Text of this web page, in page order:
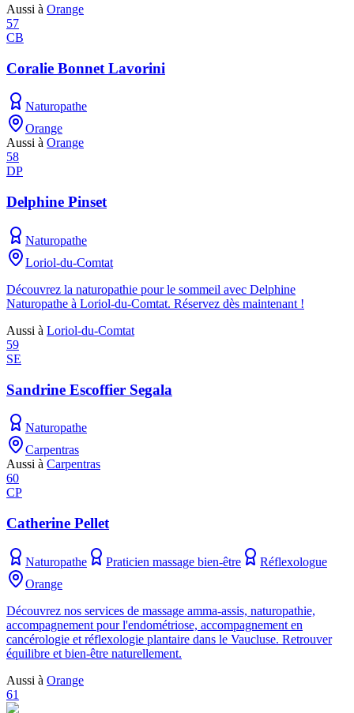
Aussi à Orange
57
CB
Coralie Bonnet Lavorini
Naturopathe
Orange
Aussi à Orange
58
DP
Delphine Pinset
Naturopathe
Loriol-du-Comtat
Découvrez la naturopathie pour le sommeil avec Delphine
Naturopathe à Loriol-du-Comtat. Réservez dès maintenant !
Aussi à Loriol-du-Comtat
59
SE
Sandrine Escoffier Segala
Naturopathe
Carpentras
Aussi à Carpentras
60
CP
Catherine Pellet
Naturopathe Praticien massage bien-être
Réflexologue
Orange
Découvrez nos services de massage amma-assis, naturopathie,
accompagnement pour l'endométriose, accompagnement en
cancérologie et réflexologie plantaire dans le Vaucluse. Retrouver
équilibre et bien-être naturellement.
Aussi à Orange
61